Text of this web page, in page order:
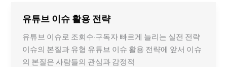
고
리
즘
과
마
유튜브 이슈 활용 전략
유튜브 이슈로 조회수·구독자 빠르게 늘리는 실전 전략
이슈의 본질과 유형 유튜브 이슈 활용 전략에 앞서 이슈
의 본질은 사람들의 관심과 감정적